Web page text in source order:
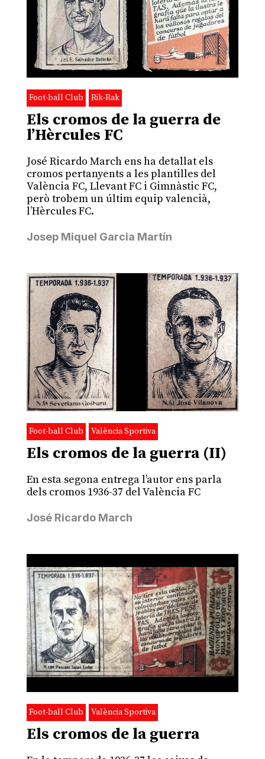
Foot-ball Club Rik-Rak
Els cromos de la guerra de
l’Hèrcules FC
José Ricardo March ens ha detallat els
cromos pertanyents a les plantilles del
València FC, Llevant FC i Gimnàstic FC,
però trobem un últim equip valencià,
l’Hèrcules FC.
Josep Miquel Garcia Martín
Foot-ball Club València Sportiva
Els cromos de la guerra (II)
En esta segona entrega l’autor ens parla
dels cromos 1936-37 del València FC
José Ricardo March
Foot-ball Club València Sportiva
Els cromos de la guerra